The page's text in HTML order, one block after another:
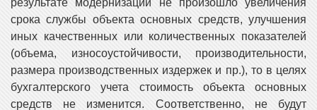
результате модернизации не произошло увеличения
срока службы объекта основных средств, улучшения
иных качественных или количественных показателей
(объема, износоустойчивости, производительности,
размера производственных издержек и пр.), то в целях
бухгалтерского учета стоимость объекта основных
средств не изменится. Соответственно, не будут